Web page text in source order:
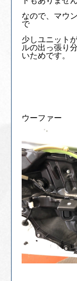
なので、マウ
で
少しユニット
ルの出っ張り
いためです。
ウーファー